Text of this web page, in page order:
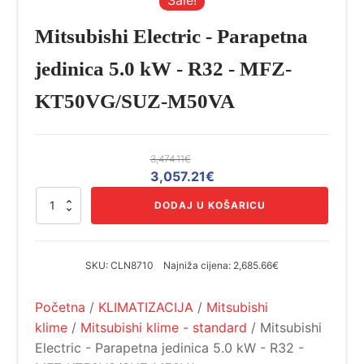
Mitsubishi Electric - Parapetna
jedinica 5.0 kW - R32 - MFZ-
KT50VG/SUZ-M50VA
3,474.11€
Izvorna
3,057.21€Trenutna
cijena
Mitsubishi
-
R32
MFZ-
DODAJ U KOŠARICU
SKU: CLN8710 Najniža cijena: 2,685.66€
Početna / KLIMATIZACIJA / Mitsubishi
klime / Mitsubishi klime - standard / Mitsubishi
Electric - Parapetna jedinica 5.0 kW - R32 -